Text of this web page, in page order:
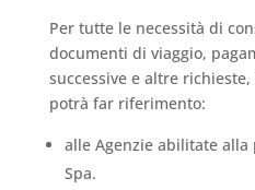
Per tutte le necessità di
documenti di viaggio,
successive e altre richieste,
potrà far riferimento:
alle Agenzie abilitate
Spa.